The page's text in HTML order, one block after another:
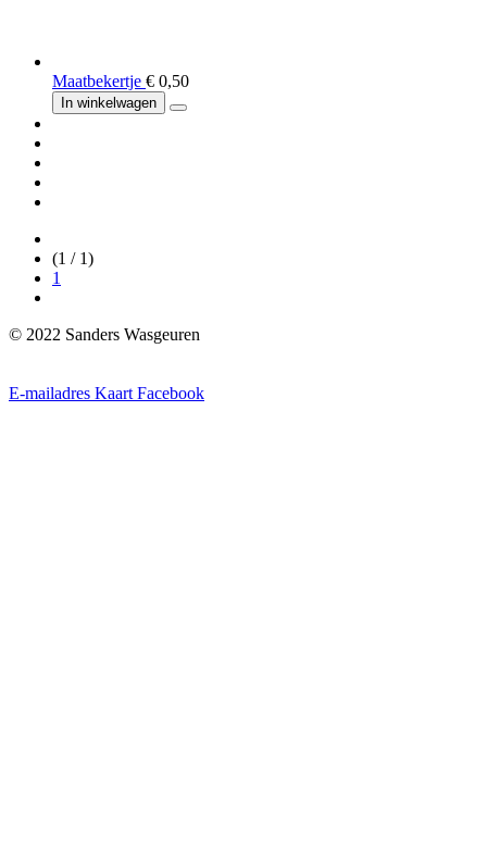
Maatbekertje € 0,50
In winkelwagen
(1 / 1)
1
© 2022 Sanders Wasgeuren
E-mailadres Kaart Facebook